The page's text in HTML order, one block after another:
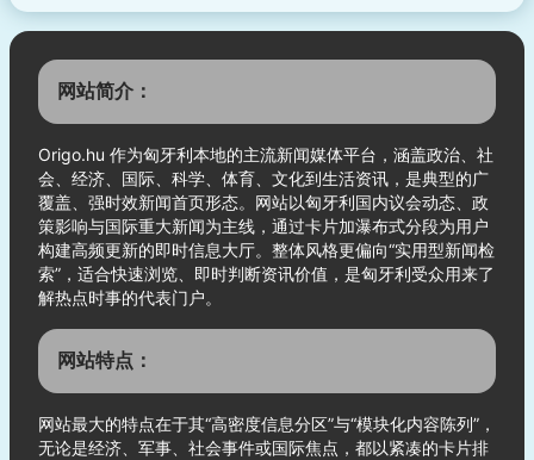
网站简介：
Origo.hu 作为匈牙利本地的主流新闻媒体平台，涵盖政治、社
会、经济、国际、科学、体育、文化到生活资讯，是典型的广
覆盖、强时效新闻首页形态。网站以匈牙利国内议会动态、政
策影响与国际重大新闻为主线，通过卡片加瀑布式分段为用户
构建高频更新的即时信息大厅。整体风格更偏向“实用型新闻检
索”，适合快速浏览、即时判断资讯价值，是匈牙利受众用来了
解热点时事的代表门户。
网站特点：
网站最大的特点在于其“高密度信息分区”与“模块化内容陈列”，
无论是经济、军事、社会事件或国际焦点，都以紧凑的卡片排